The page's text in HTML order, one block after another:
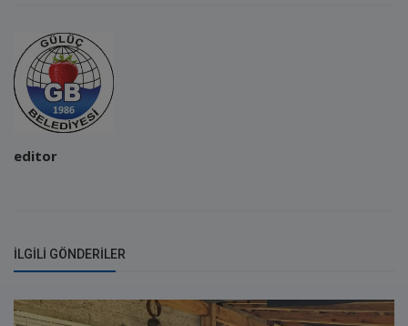
editor
İLGILI GÖNDERILER